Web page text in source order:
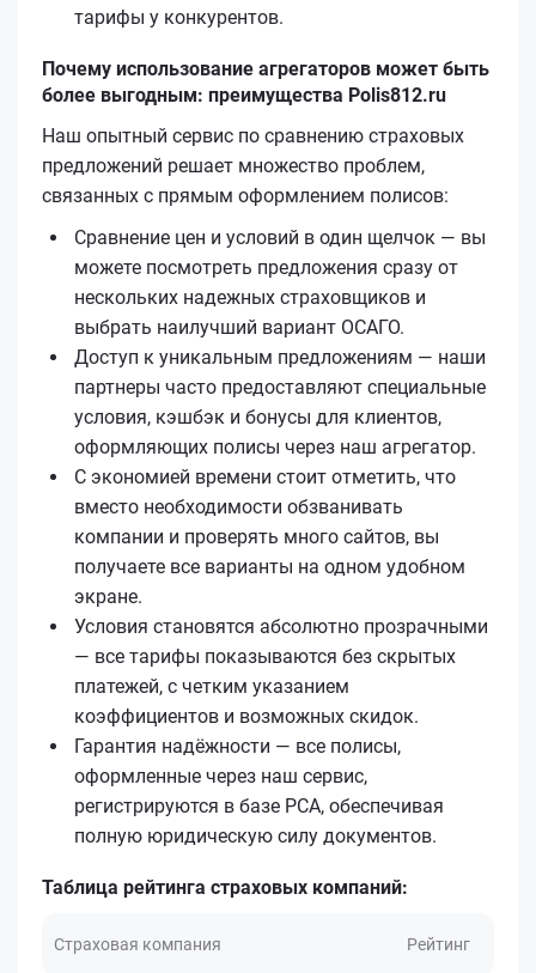
тарифы у конкурентов.
Почему использование агрегаторов может быть
более выгодным: преимущества Polis812.ru
Наш опытный сервис по сравнению страховых
предложений решает множество проблем,
связанных с прямым оформлением полисов:
Сравнение цен и условий в один щелчок — вы
можете посмотреть предложения сразу от
нескольких надежных страховщиков и
выбрать наилучший вариант ОСАГО.
Доступ к уникальным предложениям — наши
партнеры часто предоставляют специальные
условия, кэшбэк и бонусы для клиентов,
оформляющих полисы через наш агрегатор.
С экономией времени стоит отметить, что
вместо необходимости обзванивать
компании и проверять много сайтов, вы
получаете все варианты на одном удобном
экране.
Условия становятся абсолютно прозрачными
— все тарифы показываются без скрытых
платежей, с четким указанием
коэффициентов и возможных скидок.
Гарантия надёжности — все полисы,
оформленные через наш сервис,
регистрируются в базе РСА, обеспечивая
полную юридическую силу документов.
Таблица рейтинга страховых компаний:
Страховая компания Рейтинг